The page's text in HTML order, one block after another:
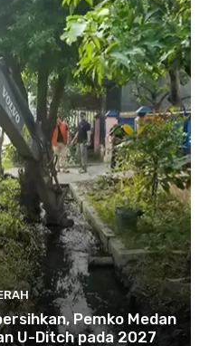
Pemko Medan
U-Ditch pada 2027